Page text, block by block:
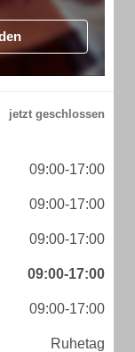
09:00-17:00
09:00-17:00
09:00-17:00
09:00-17:00
09:00-17:00
Ruhetag